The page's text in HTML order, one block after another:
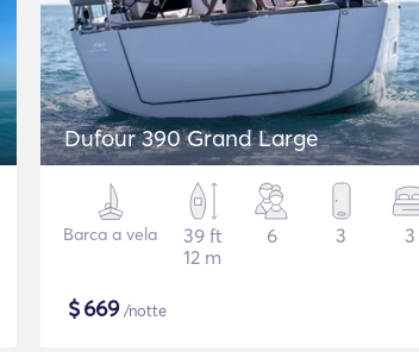
Dufour 390 Grand Large
Barca a vela
39 ft
12 m
6 3 3
$669/notte